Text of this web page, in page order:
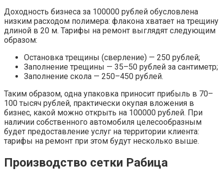
Доходность бизнеса за 100000 рублей обусловлена
низким расходом полимера: флакона хватает на трещину
длиной в 20 м. Тарифы на ремонт выглядят следующим
образом:
Остановка трещины (сверление) — 250 рублей;
Заполнение трещины — 35–50 рублей за сантиметр;
Заполнение скола — 250–450 рублей.
Таким образом, одна упаковка приносит прибыль в 70–
100 тысяч рублей, практически окупая вложения в
бизнес, какой можно открыть на 100000 рублей. При
наличии собственного автомобиля целесообразным
будет предоставление услуг на территории клиента:
тарифы на ремонт при этом будут несколько выше.
Производство сетки Рабица